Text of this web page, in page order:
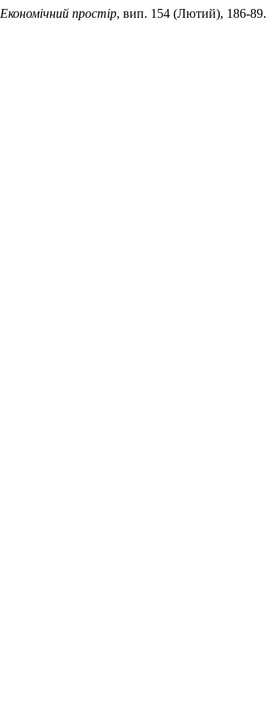
Економічний простір, вип. 154 (Лютий), 186-89.